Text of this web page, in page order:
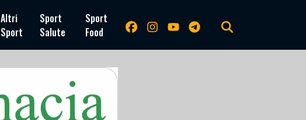
Altri
Sport
Sport
Salute
Sport
Food